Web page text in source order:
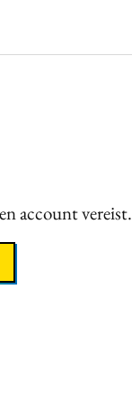
account vereist.